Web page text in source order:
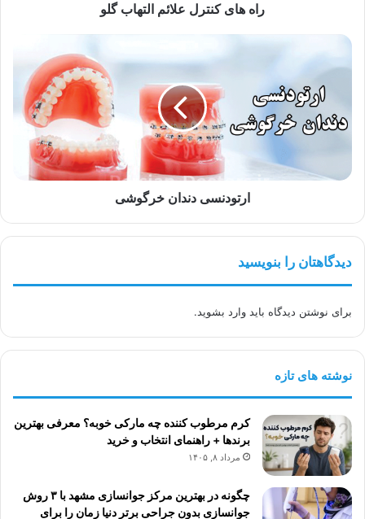
راه های کنترل علائم التهاب گلو
ارتودنسی
ارتودنسی دندان خرگوشی
دیدگاهتان را بنویسید
برای نوشتن دیدگاه باید وارد بشوید.
نوشته های تازه
کرم مرطوب کننده چه مارکی خوبه؟ معرفی بهترین
برندها + راهنمای انتخاب و خرید
مرداد ۸, ۱۴۰۵
چگونه در بهترین مرکز جوانسازی مشهد با ۳ روش
جوانسازی بدون جراحی برتر دنیا زمان را برای